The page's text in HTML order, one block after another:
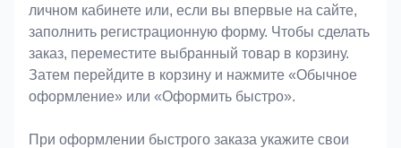
личном кабинете или, если вы впервые на сайте,
заполнить регистрационную форму. Чтобы сделать
заказ, переместите выбранный товар в корзину.
Затем перейдите в корзину и нажмите «Обычное
оформление» или «Оформить быстро».
При оформлении быстрого заказа укажите свои